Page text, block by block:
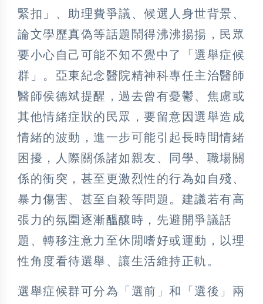
緊扣」、助理費爭議、候選人身世背景、
論文學歷真偽等話題鬧得沸沸揚揚，民眾
要小心自己可能不知不覺中了「選舉症候
群」。亞東紀念醫院精神科專任主治醫師
醫師侯德斌提醒，過去曾有憂鬱、焦慮或
其他情緒症狀的民眾，要留意因選舉造成
情緒的波動，進一步可能引起長時間情緒
困擾，人際關係諸如親友、同學、職場關
係的衝突，甚至更激烈性的行為如自殘、
暴力傷害、甚至自殺等問題。建議若有高
張力的氛圍逐漸醞釀時，先避開爭議話
題、轉移注意力至休閒嗜好或運動，以理
性角度看待選舉、讓生活維持正軌。
選舉症候群可分為「選前」和「選後」兩